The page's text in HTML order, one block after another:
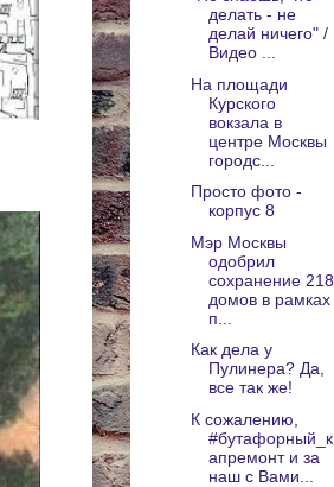
делать - не
делай ничего" /
Видео ...
На площади
Курского
вокзала в
центре Москвы
городс...
Просто фото -
корпус 8
Мэр Москвы
одобрил
сохранение 218
домов в рамках
п...
Как дела у
Пулинера? Да,
все так же!
К сожалению,
#бутафорный_к
апремонт и за
наш с Вами...